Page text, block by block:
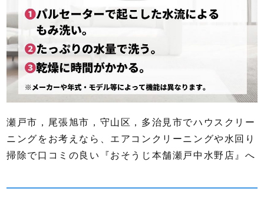
瀬戸市，尾張旭市，守山区，多治見市でハウスクリー
ニングをお考えなら、エアコンクリーニングや水回り
掃除で口コミの良い『おそうじ本舗瀬戸中水野店』へ